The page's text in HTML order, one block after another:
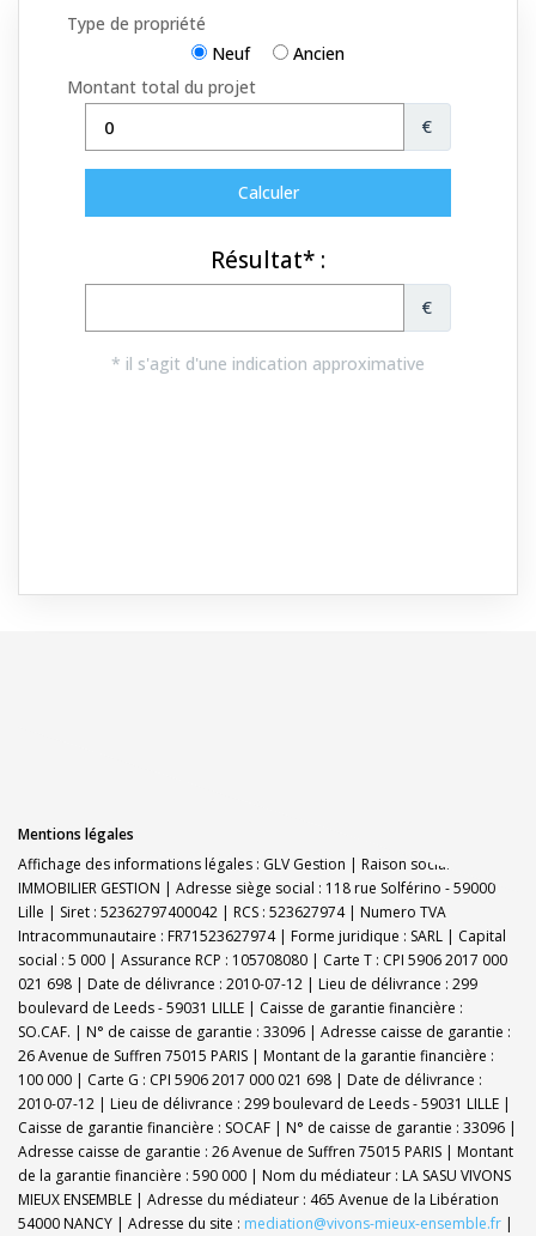
Mentions légales
Affichage des informations légales : GLV Gestion | Raison sociale : GLV
IMMOBILIER GESTION | Adresse siège social : 118 rue Solférino - 59000
Lille | Siret : 52362797400042 | RCS : 523627974 | Numero TVA
Intracommunautaire : FR71523627974 | Forme juridique : SARL | Capital
social : 5 000 | Assurance RCP : 105708080 | Carte T : CPI 5906 2017 000
021 698 | Date de délivrance : 2010-07-12 | Lieu de délivrance : 299
boulevard de Leeds - 59031 LILLE | Caisse de garantie financière :
SO.CAF. | N° de caisse de garantie : 33096 | Adresse caisse de garantie :
26 Avenue de Suffren 75015 PARIS | Montant de la garantie financière :
100 000 | Carte G : CPI 5906 2017 000 021 698 | Date de délivrance :
2010-07-12 | Lieu de délivrance : 299 boulevard de Leeds - 59031 LILLE |
Caisse de garantie financière : SOCAF | N° de caisse de garantie : 33096 |
Adresse caisse de garantie : 26 Avenue de Suffren 75015 PARIS | Montant
de la garantie financière : 590 000 | Nom du médiateur : LA SASU VIVONS
MIEUX ENSEMBLE | Adresse du médiateur : 465 Avenue de la Libération
54000 NANCY | Adresse du site : mediation@vivons-mieux-ensemble.fr |